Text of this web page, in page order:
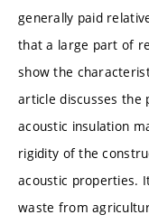
generally paid
that a large part of
show the
article discusses the
acoustic insulation
rigidity of the
acoustic properties.
waste from